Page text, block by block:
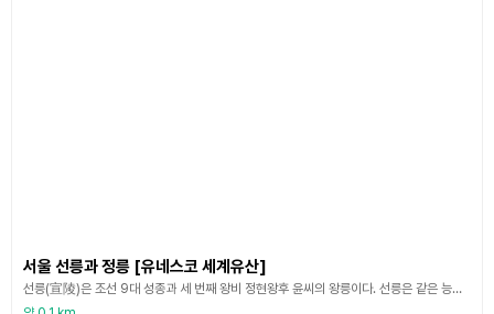
서울 선릉과 정릉 [유네스코 세계유산]
선릉(宣陵)은 조선 9대 성종과 세 번째 왕비 정현왕후 윤씨의 왕릉이다. 선릉은 같은 능역에 하나의 정자각을 두고 서로 다른 언덕에 능침을 조성한 동원이강릉(同原異岡陵)의 형식이다. 정자각 앞에서 바라보았을 때 왼쪽 언덕(서쪽)이 성종, 오른쪽 언덕(동쪽)이 정현왕후의 능이다. 선릉은 1494년 성종이 세상을 떠나자 다음 해인 1495년 광주 학당리인 현재의 자리에 조성하였다. 원래 이 자리는 4대 세종의 아들 광평대군묘역이 있던 자리였으나, 선릉이 조